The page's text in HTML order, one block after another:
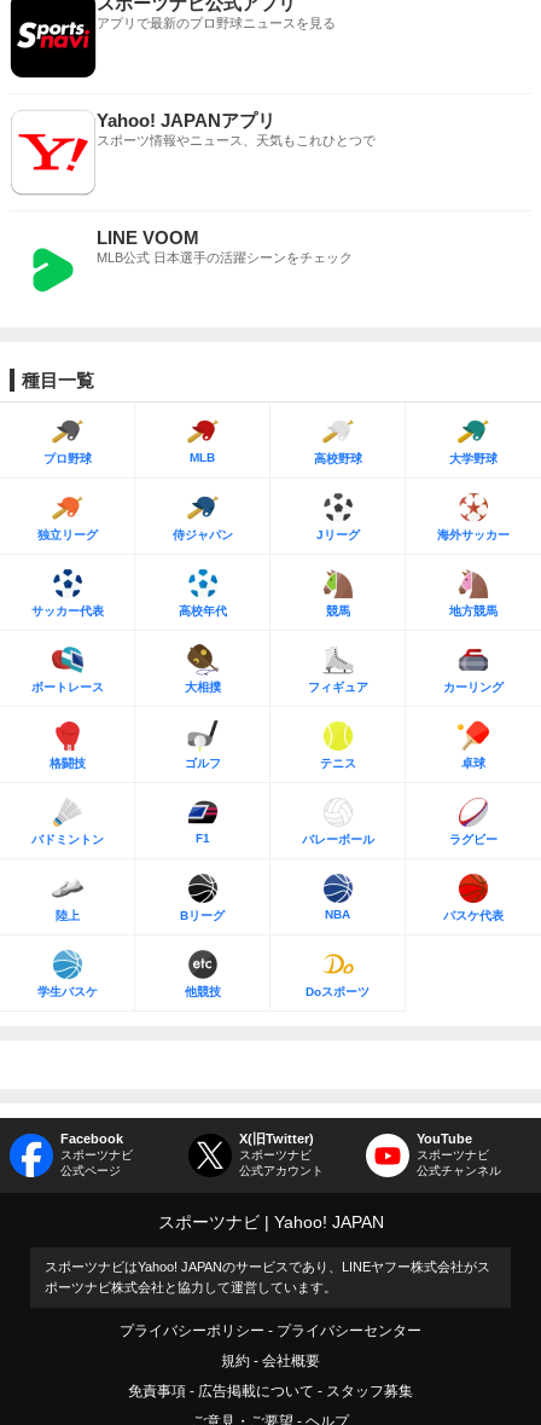
アプリで最新のプロ野球ニュースを見る
Yahoo! JAPANアプリ
スポーツ情報やニュース、天気もこれひとつで
LINE VOOM
MLB公式 日本選手の活躍シーンをチェック
種目一覧
プロ野球 MLB 高校野球 大学野球
独立リーグ 侍ジャパン Jリーグ 海外サッカー
サッカー代表 高校年代 競馬 地方競馬
ボートレース 大相撲 フィギュア カーリング
格闘技 ゴルフ テニス 卓球
バドミントン F1 バレーボール ラグビー
陸上 Bリーグ NBA バスケ代表
学生バスケ 他競技 Doスポーツ
Facebook
スポーツナビ
公式ページ
X(旧Twitter)
スポーツナビ
公式アカウント
YouTube
スポーツナビ
公式チャンネル
スポーツナビ Yahoo! JAPAN
スポーツナビはYahoo! JAPANのサービスであり、LINEヤフー株式会社がス
ポーツナビ株式会社と協力して運営しています。
プライバシーポリシー
プライバシーセンター
規約
会社概要
免責事項
広告掲載について
スタッフ募集
ご意見・ご要望
ヘルプ